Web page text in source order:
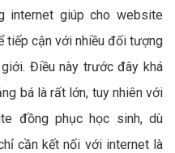
internet giúp cho website
tiếp cận với nhiều đối tượng
Điều này trước đây khá
bá là rất lớn, tuy nhiên với
đồng phục học sinh, dù
cần kết nối với internet là